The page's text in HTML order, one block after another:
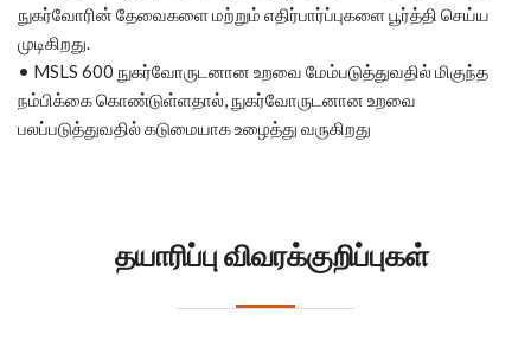
நுகர்வோரின் தேவைகளை மற்றும் எதிர்பார்ப்புகளை பூர்த்தி செய்ய
முடிகிறது.
• MSLS 600 நுகர்வோருடனான உறவை மேம்படுத்துவதில் மிகுந்த
நம்பிக்கை கொண்டுள்ளதால், நுகர்வோருடனான உறவை
பலப்படுத்துவதில் கடுமையாக உழைத்து வருகிறது
தயாரிப்பு விவரக்குறிப்புகள்